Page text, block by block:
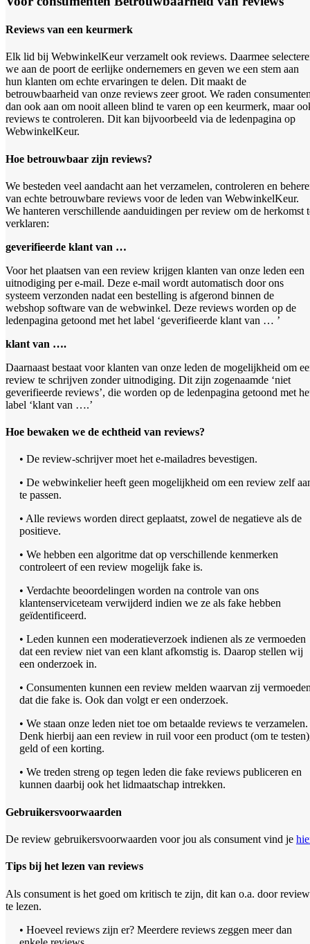
Reviews van een keurmerk
Elk lid bij WebwinkelKeur verzamelt ook reviews. Daarmee
we aan de poort de eerlijke ondernemers en geven we een stem aan
hun klanten om echte ervaringen te delen. Dit maakt de
betrouwbaarheid van onze reviews zeer groot. We raden
dan ook aan om nooit alleen blind te varen op een keurmerk, maar
reviews te controleren. Dit kan bijvoorbeeld via de ledenpagina op
WebwinkelKeur.
Hoe betrouwbaar zijn reviews?
We besteden veel aandacht aan het verzamelen, controleren en
van echte betrouwbare reviews voor de leden van WebwinkelKeur.
We hanteren verschillende aanduidingen per review om de herkomst
verklaren:
geverifieerde klant van …
Voor het plaatsen van een review krijgen klanten van onze leden een
uitnodiging per e-mail. Deze e-mail wordt automatisch door ons
systeem verzonden nadat een bestelling is afgerond binnen de
webshop software van de webwinkel. Deze reviews worden op de
ledenpagina getoond met het label ‘geverifieerde klant van … ’
klant van ….
Daarnaast bestaat voor klanten van onze leden de mogelijkheid om
review te schrijven zonder uitnodiging. Dit zijn zogenaamde ‘niet
geverifieerde reviews’, die worden op de ledenpagina getoond met
label ‘klant van ….’
Hoe bewaken we de echtheid van reviews?
• De review-schrijver moet het e-mailadres bevestigen.
• De webwinkelier heeft geen mogelijkheid om een review zelf
te passen.
• Alle reviews worden direct geplaatst, zowel de negatieve als de
positieve.
• We hebben een algoritme dat op verschillende kenmerken
controleert of een review mogelijk fake is.
• Verdachte beoordelingen worden na controle van ons
klantenserviceteam verwijderd indien we ze als fake hebben
geïdentificeerd.
• Leden kunnen een moderatieverzoek indienen als ze vermoeden
dat een review niet van een klant afkomstig is. Daarop stellen wij
een onderzoek in.
• Consumenten kunnen een review melden waarvan zij
dat die fake is. Ook dan volgt er een onderzoek.
• We staan onze leden niet toe om betaalde reviews te verzamelen.
Denk hierbij aan een review in ruil voor een product (om te
geld of een korting.
• We treden streng op tegen leden die fake reviews publiceren en
kunnen daarbij ook het lidmaatschap intrekken.
Gebruikersvoorwaarden
De review gebruikersvoorwaarden voor jou als consument vind je
Tips bij het lezen van reviews
Als consument is het goed om kritisch te zijn, dit kan o.a. door
te lezen.
• Hoeveel reviews zijn er? Meerdere reviews zeggen meer dan